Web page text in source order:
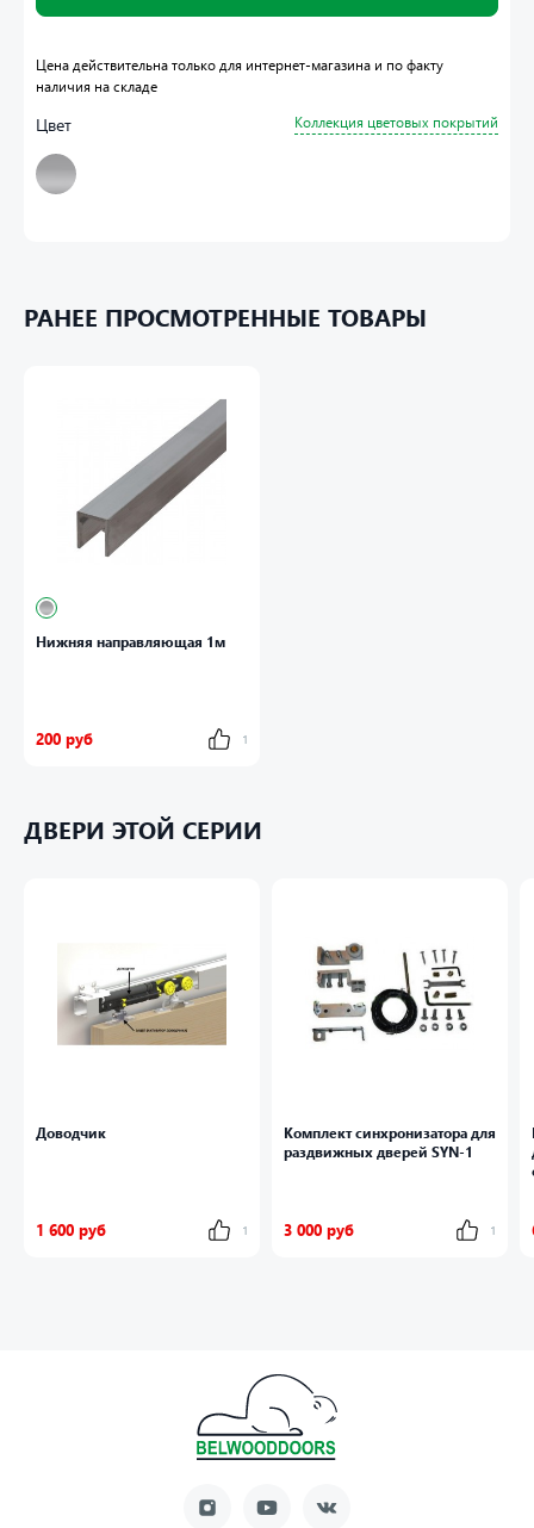
Цвет Коллекция цветовых покрытий
Цена действительна только для интернет-магазина и по факту
наличия на складе
РАНЕЕ ПРОСМОТРЕННЫЕ ТОВАРЫ
Нижняя направляющая 1м
200 руб 1
ДВЕРИ ЭТОЙ СЕРИИ
Доводчик
1 600 руб 1
Комплект синхронизатора для
раздвижных дверей SYN-1
3 000 руб 1